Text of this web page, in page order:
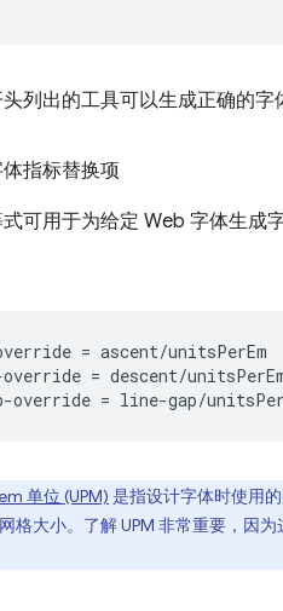
列出的工具可以生成正确的字
指标替换项
可用于为给定 Web 字体生成
= ascent/unitsPerEm
= descent/
单位 (UPM) 是指设计字体时使用
格大小。了解 UPM 非常重要，因